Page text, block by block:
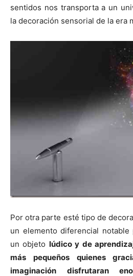
sentidos nos transporta a un
la decoración sensorial de la era
Por otra parte esté tipo de
un elemento diferencial
un objeto lúdico y de
más pequeños quienes
imaginación disfrutaran